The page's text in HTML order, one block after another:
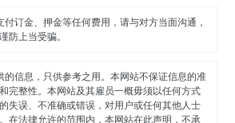
付订金、押金等任何费用，请与对方当面沟通，
防上当受骗。
的信息，只供参考之用。本网站不保证信息的准
完整性。本网站及其雇员一概毋须以任何方式
失误、不准确或错误，对用户或任何其他人士
在法律允许的范围内，本网站在此声明，不承